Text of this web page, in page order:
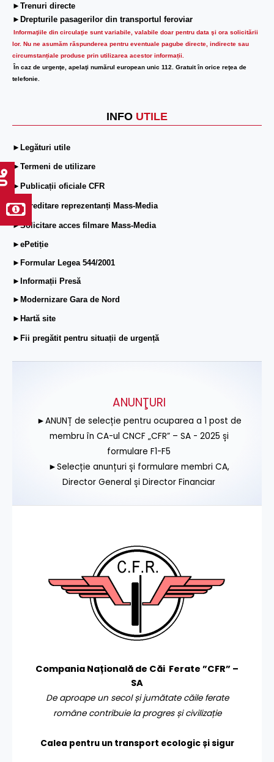
►Trenuri directe
►Drepturile pasagerilor din transportul feroviar
Informaţiile din circulaţie sunt variabile, valabile doar pentru data şi ora solicitării
lor. Nu ne asumăm răspunderea pentru eventuale pagube directe, indirecte sau
circumstanțiale produse prin utilizarea acestor informații.
În caz de urgenţe, apelaţi numărul european unic 112. Gratuit în orice reţea de
telefonie.
INFO UTILE
►Legături utile
►Termeni de utilizare
►Publicații oficiale CFR
►Acreditare reprezentanți Mass-Media
►Solicitare acces filmare Mass-Media
►ePetiție
►Formular Legea 544/2001
►Informații Presă
►Modernizare Gara de Nord
►Hartă site
►Fii pregătit pentru situații de urgență
ANUNŢURI
►ANUNȚ de selecție pentru ocuparea a 1 post de
membru în CA-ul CNCF „CFR” – SA - 2025 și
formulare F1-F5
►Selecție anunțuri și formulare membri CA,
Director General și Director Financiar
Compania Națională de Căi Ferate ”CFR” –
SA
De aproape un secol și jumătate căile ferate
române contribuie la progres și civilizație
Calea pentru un transport ecologic și sigur